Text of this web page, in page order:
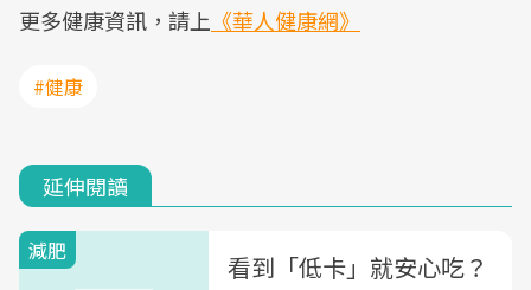
更多健康資訊，請上 《華人健康網》
#健康
延伸閱讀
減肥
看到「低卡」就安心吃？